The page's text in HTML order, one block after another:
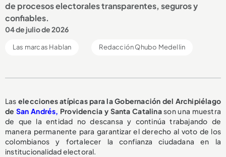
de procesos electorales transparentes, seguros y
confiables.
04 de julio de 2026
Las marcas Hablan Redacción Qhubo Medellin
Las elecciones atípicas para la Gobernación del Archipiélago
de San Andrés, Providencia y Santa Catalinason una muestra
de que la entidad no descansa y continúa trabajando de
manera permanente para garantizar el derecho al voto de los
colombianos y fortalecer la confianza ciudadana en la
institucionalidad electoral.